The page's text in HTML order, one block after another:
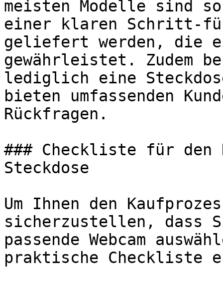
meisten Modelle sind
einer klaren Schritt-
geliefert werden, die
gewährleistet. Zudem
lediglich eine
bieten umfassenden
Rückfragen.
### Checkliste für den
Steckdose
Um Ihnen den
sicherzustellen, dass
passende Webcam
praktische